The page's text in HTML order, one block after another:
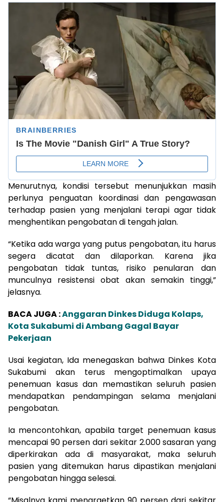
Menurutnya, kondisi tersebut menunjukkan masih
perlunya penguatan koordinasi dan pengawasan
terhadap pasien yang menjalani terapi agar tidak
menghentikan pengobatan di tengah jalan.
“Ketika ada warga yang putus pengobatan, itu harus
segera dicatat dan dilaporkan. Karena jika
pengobatan tidak tuntas, risiko penularan dan
munculnya resistensi obat akan semakin tinggi,”
jelasnya.
BACA JUGA :Anggaran Dinkes Diduga Kolaps,
Kota Sukabumi di Ambang Gagal Bayar
Pekerjaan
Usai kegiatan, Ida menegaskan bahwa Dinkes Kota
Sukabumi akan terus mengoptimalkan upaya
penemuan kasus dan memastikan seluruh pasien
mendapatkan pendampingan selama menjalani
pengobatan.
Ia mencontohkan, apabila target penemuan kasus
mencapai 90 persen dari sekitar 2.000 sasaran yang
diperkirakan ada di masyarakat, maka seluruh
pasien yang ditemukan harus dipastikan menjalani
pengobatan hingga selesai.